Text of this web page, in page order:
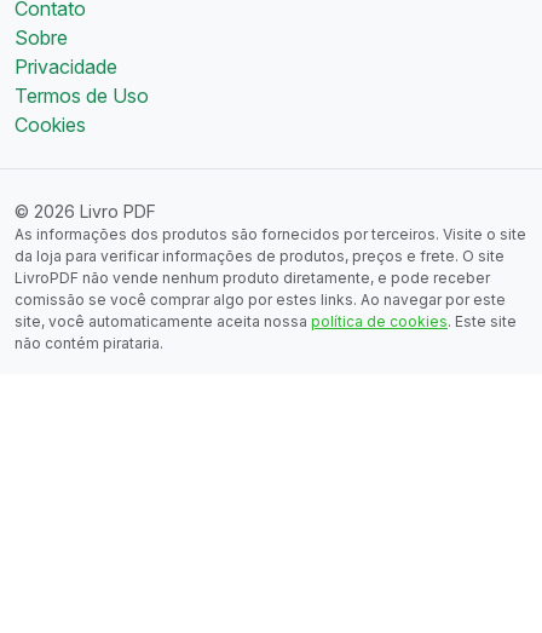
Contato
Sobre
Privacidade
Termos de Uso
Cookies
© 2026 Livro PDF
As informações dos produtos são fornecidos por terceiros. Visite o site
da loja para verificar informações de produtos, preços e frete. O site
LivroPDF não vende nenhum produto diretamente, e pode receber
comissão se você comprar algo por estes links. Ao navegar por este
site, você automaticamente aceita nossa política de cookies. Este site
não contém pirataria.